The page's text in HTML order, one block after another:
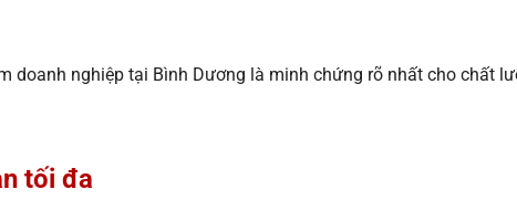
doanh nghiệp tại Bình Dương là minh chứng rõ nhất cho chất
tối đa